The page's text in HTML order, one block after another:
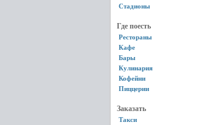
Стадионы
Где поесть
Рестораны
Кафе
Бары
Кулинария
Кофейни
Пиццерии
Заказать
Такси